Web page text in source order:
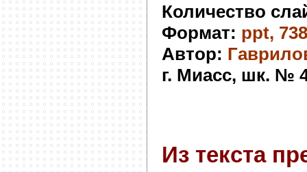
Количество
Формат: ppt,
Автор:
г. Миасс, шк. №
Из текста